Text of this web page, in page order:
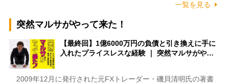
一覧を見る
突然マルサがやって来た！
【最終回】1億6000万円の負債と引き換えに手に
入れたプライスレスな経験 ｜ 突然マルサがや…
2009年12月に発行された元FXトレーダー・磯貝清明氏の著書